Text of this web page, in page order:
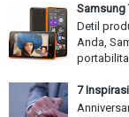
Samsung
Detil
Anda,
7